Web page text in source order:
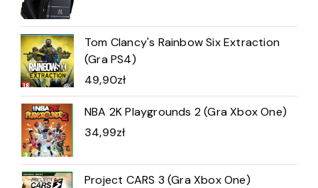
Tom Clancy's Rainbow Six Extraction
(Gra PS4)
49,90zł
NBA 2K Playgrounds 2 (Gra Xbox One)
34,99zł
Project CARS 3 (Gra Xbox One)